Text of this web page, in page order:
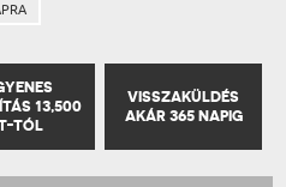
13,500
TÓL
VISSZAKÜLDÉS
AKÁR 365 NAPIG